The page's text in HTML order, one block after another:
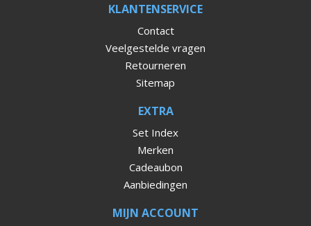
KLANTENSERVICE
Contact
Veelgestelde vragen
Retourneren
Sitemap
EXTRA
Set Index
Merken
Cadeaubon
Aanbiedingen
MIJN ACCOUNT